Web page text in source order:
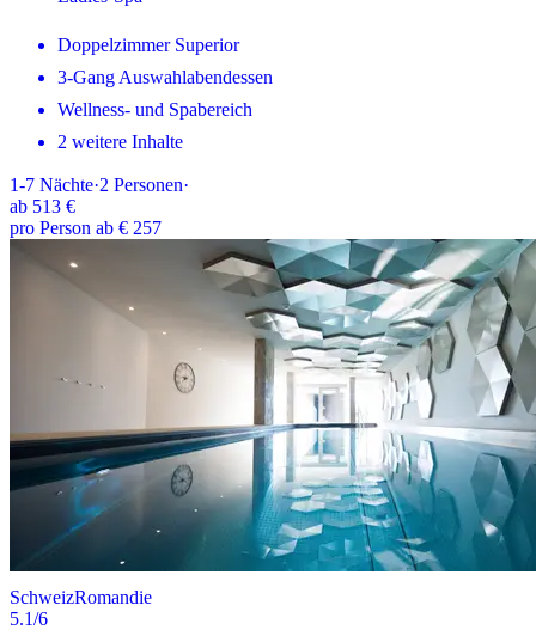
Doppelzimmer Superior
3-Gang Auswahlabendessen
Wellness- und Spabereich
2 weitere Inhalte
1-7 Nächte·2 Personen·
ab 513 €
pro Person ab € 257
SchweizRomandie
5.1/6